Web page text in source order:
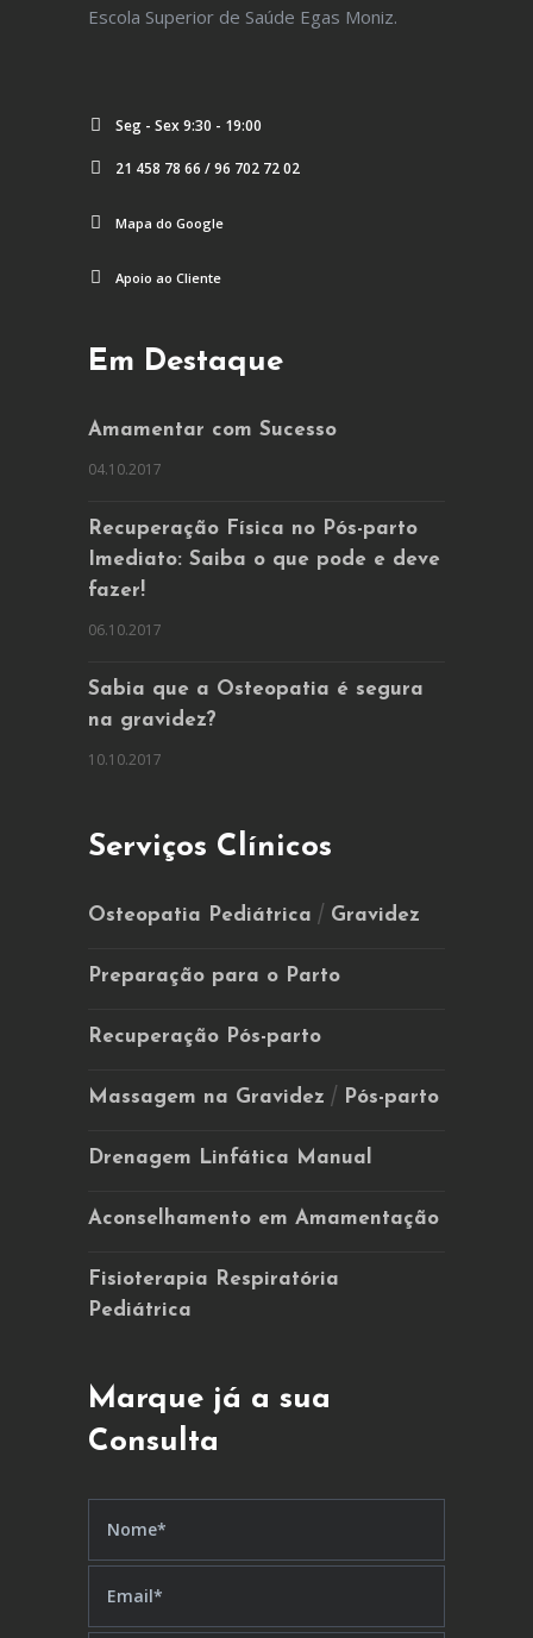
Escola Superior de Saúde Egas Moniz.
Seg - Sex 9:30 - 19:00
21 458 78 66 / 96 702 72 02
Mapa do Google
Apoio ao Cliente
Em Destaque
Amamentar com Sucesso
04.10.2017
Recuperação Física no Pós-parto
Imediato: Saiba o que pode e deve
fazer!
06.10.2017
Sabia que a Osteopatia é segura
na gravidez?
10.10.2017
Serviços Clínicos
Osteopatia Pediátrica / Gravidez
Preparação para o Parto
Recuperação Pós-parto
Massagem na Gravidez / Pós-parto
Drenagem Linfática Manual
Aconselhamento em Amamentação
Fisioterapia Respiratória
Pediátrica
Marque já a sua
Consulta